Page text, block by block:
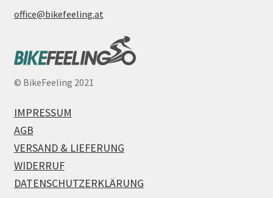
office@bikefeeling.at
© BikeFeeling 2021
IMPRESSUM
AGB
VERSAND & LIEFERUNG
WIDERRUF
DATENSCHUTZERKLÄRUNG